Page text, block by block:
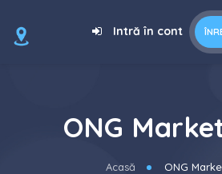
Intră în cont
ONG
Acasă ONG